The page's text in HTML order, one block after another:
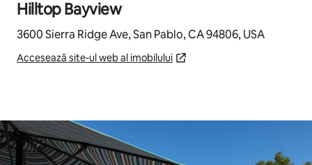
Hilltop Bayview
3600 Sierra Ridge Ave, San Pablo, CA 94806, USA
Accesează site-ul web al imobilului